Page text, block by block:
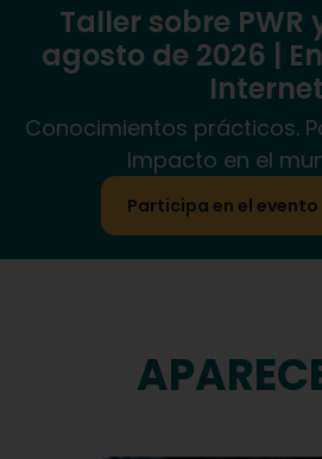
Taller sobre PWR
agosto de 2026 |
Internet
Conocimientos prácticos.
Impacto en el
Participa en el evento